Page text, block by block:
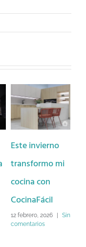
Este invierno
transformo mi
cocina con
CocinaFácil
12 febrero, 2026
Sin
comentarios